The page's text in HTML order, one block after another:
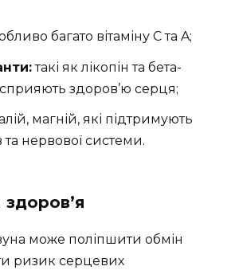
багато вітаміну C та A;
такі як лікопін та бета-
сприяють здоров’ю серця;
магній, які підтримують
та нервової системи.
може поліпшити обмін
ризик серцевих